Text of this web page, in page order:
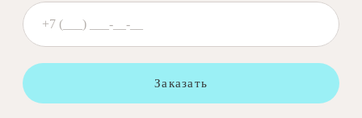
Заказать